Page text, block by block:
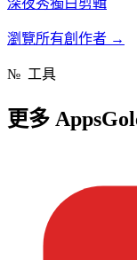
瀏覽所有創作者 →
№ 工具
更多